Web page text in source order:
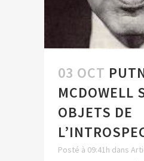
03 OCT
MCDOWELL
OBJETS DE
Posté à 09:41h dans